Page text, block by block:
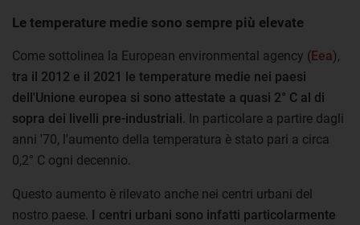
Le temperature medie sono sempre più elevate
Come sottolinea la European environmental agency (Eea),
tra il 2012 e il 2021 le temperature medie nei paesi
dell'Unione europea si sono attestate a quasi 2° C al di
sopra dei livelli pre-industriali. In particolare a partire dagli
anni '70, l'aumento della temperatura è stato pari a circa
0,2° C ogni decennio.
Questo aumento è rilevato anche nei centri urbani del
nostro paese. I centri urbani sono infatti particolarmente